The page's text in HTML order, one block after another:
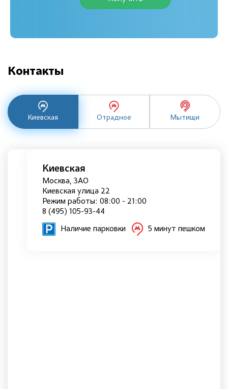
Контакты
Киевская Отрадное Мытищи
Киевская
Москва, ЗАО
Киевская улица 22
Режим работы: 08:00 - 21:00
8 (495) 105-93-44
Наличие парковки 5 минут пешком